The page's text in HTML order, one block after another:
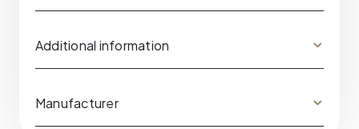
Additional information
Manufacturer